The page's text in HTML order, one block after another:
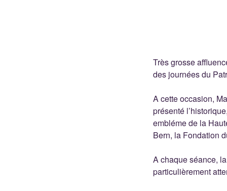
Très grosse
des journées du
A cette occasion,
présenté
embléme de la
Bern, la Fondation
A chaque séance,
particulièrement